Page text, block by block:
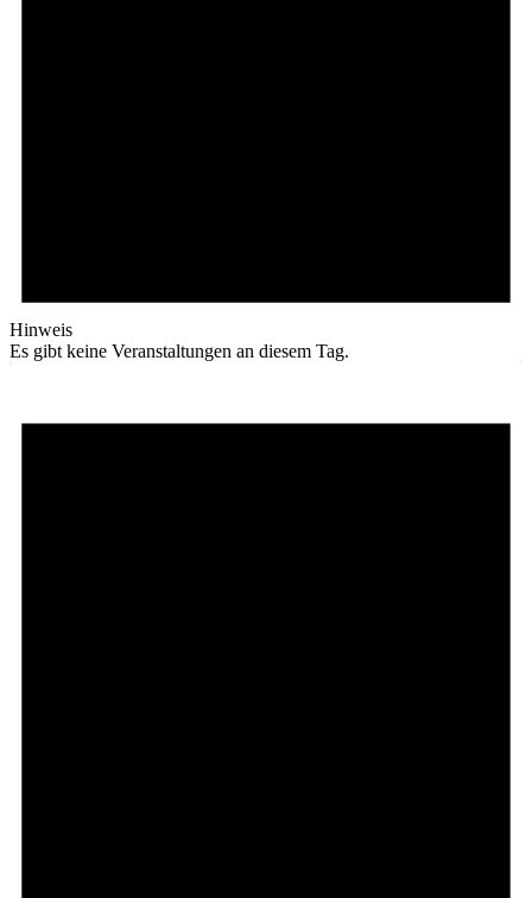
Hinweis
Es gibt keine Veranstaltungen an diesem Tag.